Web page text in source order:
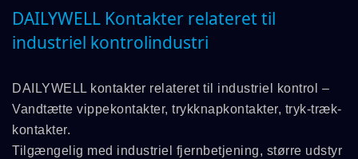
DAILYWELL Kontakter relateret til
industriel kontrolindustri
DAILYWELL kontakter relateret til industriel kontrol –
Vandtætte vippekontakter, trykknapkontakter, tryk-træk-
kontakter.
Tilgængelig med industriel fjernbetjening, større udstyr